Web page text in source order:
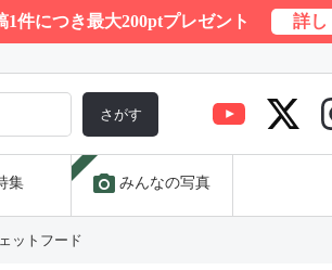
1件につき最大200ptプレゼント 詳し
さがす
集 photo_camera みんなの写真
ットフード